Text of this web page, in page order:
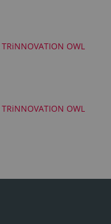
TRiNNOVATION OWL
TRiNNOVATION OWL